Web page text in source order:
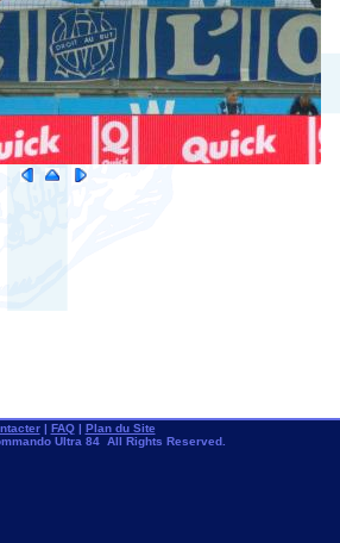
| FAQ| Plan du Site
Ultra 84 All Rights Reserved.